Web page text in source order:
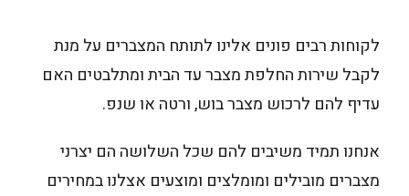
לקוחות רבים פונים אלינו לתותח המצברים על מנת
לקבל שירות החלפת מצבר עד הבית ומתלבטים האם
עדיף להם לרכוש מצבר בוש, ורטה או שנפ.
אנחנו תמיד משיבים להם שכל השלושה הם יצרני
מצברים מובילים ומומלצים ומוצעים אצלנו במחירים